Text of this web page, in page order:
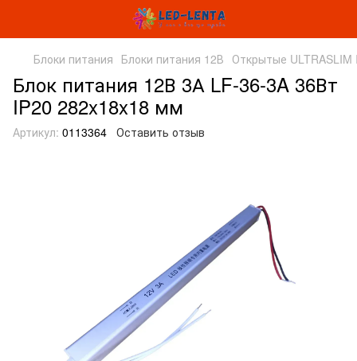
Блоки питания Блоки питания 12В Открытые ULTRASLIM
Блок питания 12В 3А LF-36-3A 36Вт
IP20 282x18x18 мм
Артикул: 0113364 Оставить отзыв